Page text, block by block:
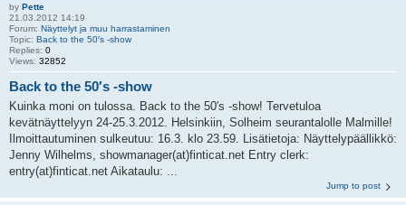
by Pette
21.03.2012 14:19
Forum: Näyttelyt ja muu harrastaminen
Topic: Back to the 50′s -show
Replies: 0
Views: 32852
Back to the 50′s -show
Kuinka moni on tulossa. Back to the 50′s -show! Tervetuloa
kevätnäyttelyyn 24-25.3.2012. Helsinkiin, Solheim seurantalolle Malmille!
Ilmoittautuminen sulkeutuu: 16.3. klo 23.59. Lisätietoja: Näyttelypäällikkö:
Jenny Wilhelms, showmanager(at)finticat.net Entry clerk:
entry(at)finticat.net Aikataulu: ...
Jump to post